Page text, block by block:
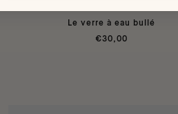
Le verre à eau bullé
€30,00